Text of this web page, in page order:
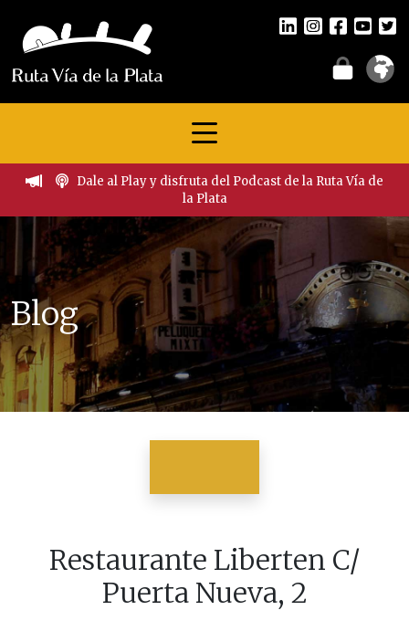
Dale al Play y disfruta del Podcast de la Ruta Vía de
la Plata
Blog
Restaurante Liberten C/
Puerta Nueva, 2